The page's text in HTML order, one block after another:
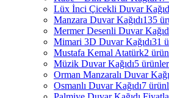
Lüx İnci Çicekli Duvar
Manzara Duvar Kağıdı135
Mermer Desenli Duvar
Mimari 3D Duvar Kağıdı31
Mustafa Kemal Atatürk2
Müzik Duvar Kağıdı5 ürünler
Orman Manzaralı Duvar
Osmanlı Duvar Kağıdı7